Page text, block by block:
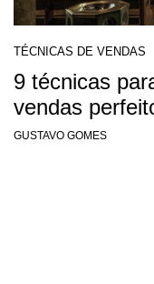
TÉCNICAS DE VENDAS
9 técnicas
vendas
GUSTAVO GOMES